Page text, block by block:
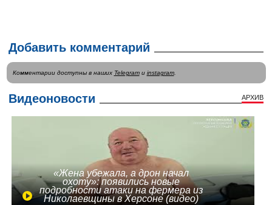
Добавить комментарий
Комментарии доступны в наших Telegramи instagram.
Видеоновости АРХИВ
«Жена убежала, а дрон начал
охоту»: появились новые
подробности атаки на фермера из
Николаевщины в Херсоне (видео)